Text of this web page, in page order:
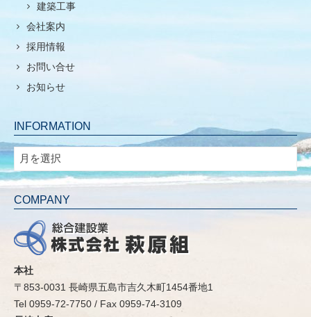
建築工事
会社案内
採用情報
お問い合せ
お知らせ
INFORMATION
INFORMATION
COMPANY
本社
〒853-0031 長崎県五島市吉久木町1454番地1
Tel 0959-72-7750 / Fax 0959-74-3109